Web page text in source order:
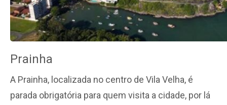
Prainha
A Prainha, localizada no centro de Vila Velha, é
parada obrigatória para quem visita a cidade, por lá